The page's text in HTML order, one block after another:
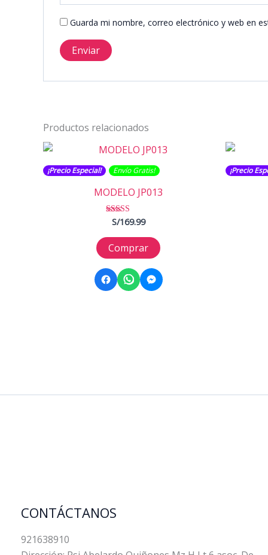
Guarda mi nombre, correo electrónico y web en
Productos relacionados
¡Precio Especial! Envío Gratis​​​!
MODELO JP013
Valorado con
de 5
S/169.99
Comprar
¡Precio
CONTÁCTANOS
921638910